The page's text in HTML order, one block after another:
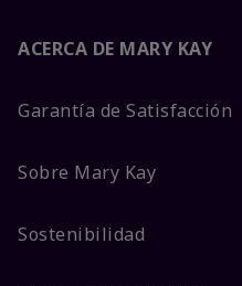
ACERCA DE MARY KAY
Garantía de Satisfacción
Sobre Mary Kay
Sostenibilidad